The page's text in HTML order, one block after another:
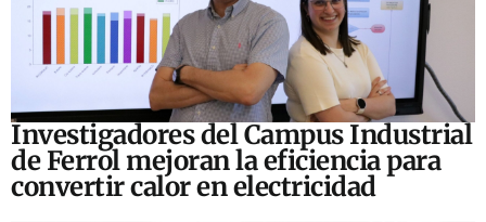
Investigadores del Campus Industrial
de Ferrol mejoran la eficiencia para
convertir calor en electricidad